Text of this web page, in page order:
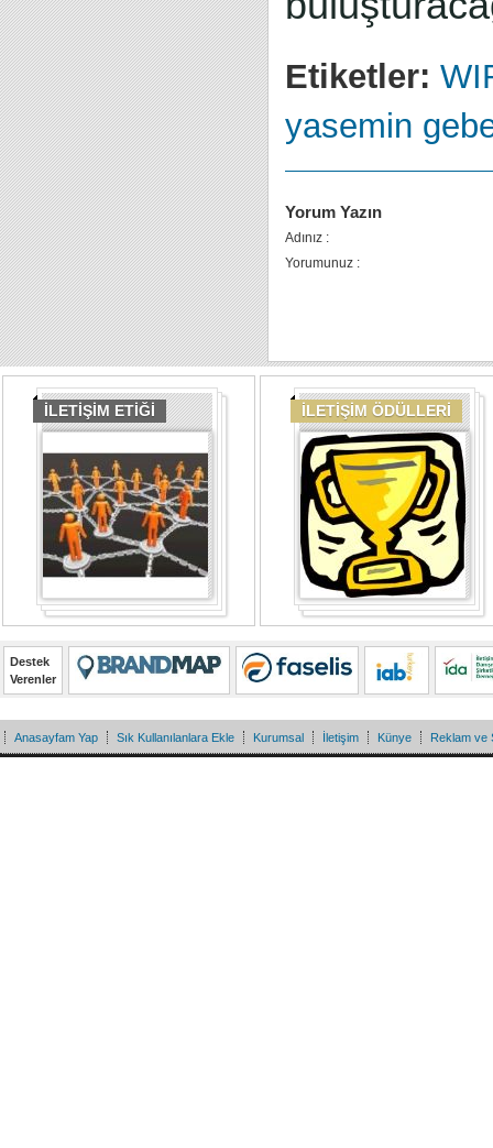
Etiketler:
yasemin
Yorum Yazın
Adınız :
Yorumunuz :
İLETİŞİM ETİĞİ İLETİŞİM ÖDÜLLERİ
Destek
Verenler
Anasayfam Yap Sık Kullanılanlara Ekle Kurumsal İletişim Künye Reklam ve